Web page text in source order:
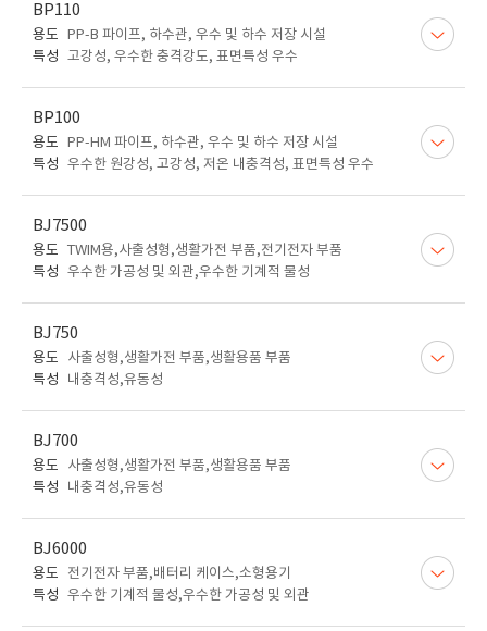
BP110
용도 PP-B 파이프, 하수관, 우수 및 하수 저장 시설
특성 고강성, 우수한 충격강도, 표면특성 우수
BP100
용도 PP-HM 파이프, 하수관, 우수 및 하수 저장 시설
특성 우수한 원강성, 고강성, 저온 내충격성, 표면특성 우수
BJ7500
용도 TWIM용,사출성형,생활가전 부품,전기전자 부품
특성 우수한 가공성 및 외관,우수한 기계적 물성
BJ750
용도
사출성형,생활가전 부품,생활용품 부품
특성
내충격성,유동성
BJ700
용도
사출성형,생활가전 부품,생활용품 부품
특성
내충격성,유동성
BJ6000
용도
전기전자 부품,배터리 케이스,소형용기
특성 우수한 기계적 물성,우수한 가공성 및 외관